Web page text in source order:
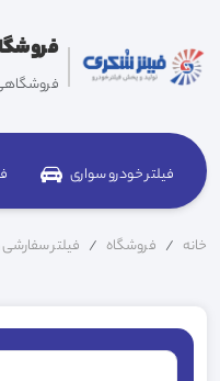
فیلتر خودرو سواری
خانه فروشگاه فیلتر